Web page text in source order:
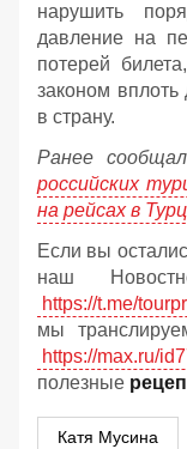
нарушить
давление на
потерей
законом вплоть
в страну.
Ранее
российских
на рейсах в
Если вы
наш
https://t.me/
мы
https://max.ru/
полезные
Катя Мусина